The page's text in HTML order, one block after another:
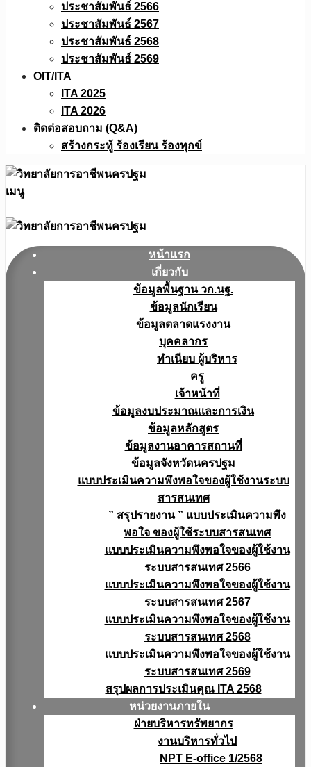
ประชาสัมพันธ์ 2566
ประชาสัมพันธ์ 2567
ประชาสัมพันธ์ 2568
ประชาสัมพันธ์ 2569
OIT/ITA
ITA 2025
ITA 2026
ติดต่อสอบถาม (Q&A)
สร้างกระทู้ ร้องเรียน ร้องทุกข์
เมนู
หน้าแรก
เกี่ยวกับ
ข้อมูลพื้นฐาน วก.นฐ.
ข้อมูลนักเรียน
ข้อมูลตลาดแรงงาน
บุคคลากร
ทำเนียบ ผู้บริหาร
ครู
เจ้าหน้าที่
ข้อมูลงบประมาณเเละการเงิน
ข้อมูลหลักสูตร
ข้อมูลงานอาคารสถานที่
ข้อมูลจังหวัดนครปฐม
แบบประเมินความพึงพอใจของผู้ใช้งานระบบ
สารสนเทศ
” สรุปรายงาน ” แบบประเมินความพึง
พอใจ ของผู้ใช้ระบบสารสนเทศ
แบบประเมินความพึงพอใจของผู้ใช้งาน
ระบบสารสนเทศ 2566
แบบประเมินความพึงพอใจของผู้ใช้งาน
ระบบสารสนเทศ 2567
แบบประเมินความพึงพอใจของผู้ใช้งาน
ระบบสารสนเทศ 2568
แบบประเมินความพึงพอใจของผู้ใช้งาน
ระบบสารสนเทศ 2569
สรุปผลการประเมินคุณ ITA 2568
หน่วยงานภายใน
ฝ่ายบริหารทรัพยากร
งานบริหารทั่วไป
NPT E-office 1/2568